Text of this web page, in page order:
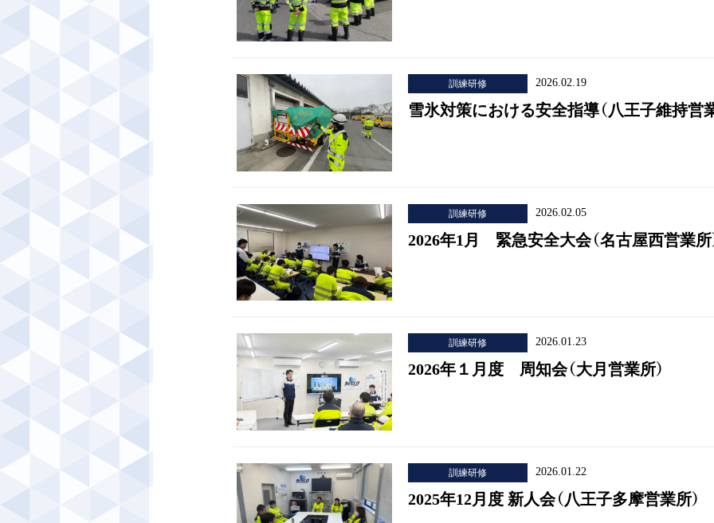
訓練研修 2026.02.19
雪氷対策における安全指導（八王子維持営
訓練研修 2026.02.05
2026年1月 緊急安全大会（名古屋西営業所
訓練研修 2026.01.23
2026年１月度 周知会（大月営業所）
訓練研修 2026.01.22
2025年12月度 新人会（八王子多摩営業所）